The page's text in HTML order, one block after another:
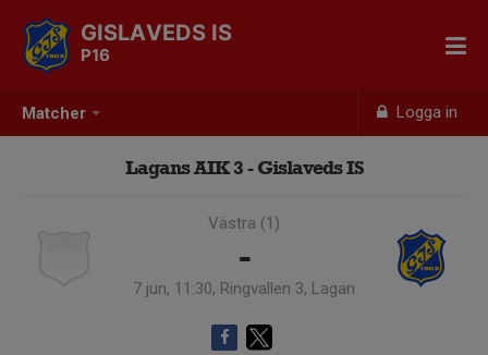
Matcher Logga in
GISLAVEDS IS
P16
Lagans AIK 3 - Gislaveds IS
Västra (1)
-
7 jun, 11:30, Ringvallen 3, Lagan